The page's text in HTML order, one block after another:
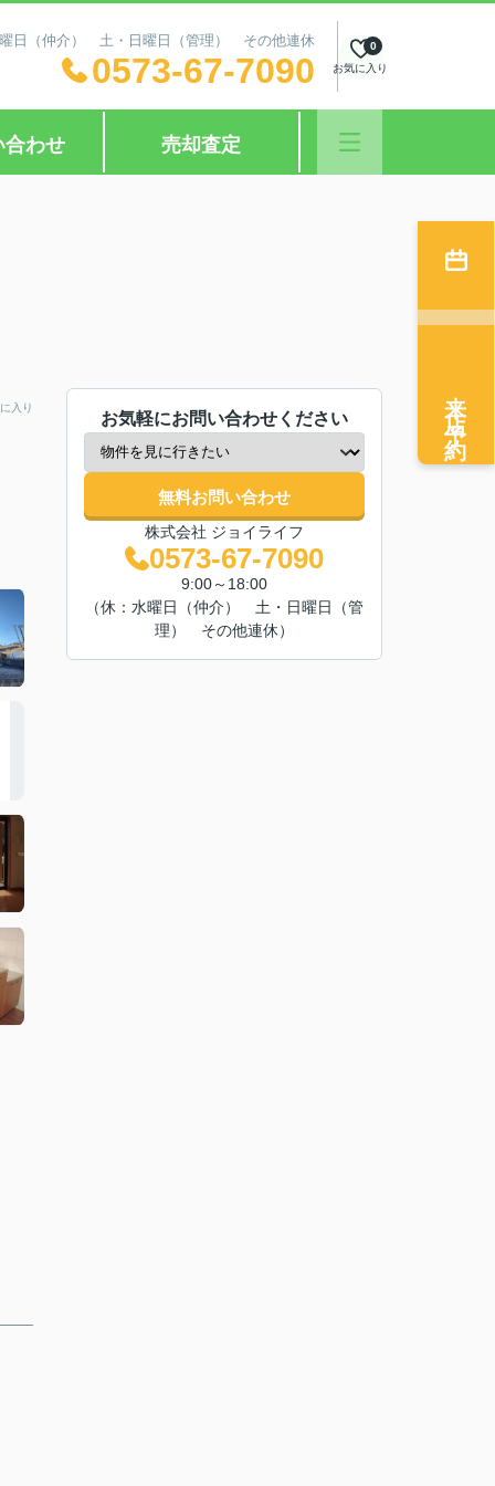
日（仲介） 土・日曜日（管理） その他連休
0573-67-7090 お気に入り
0
合わせ 売却査定
入り
お気軽にお問い合わせください
無料お問い合わせ
株式会社 ジョイライフ
0573-67-7090
9:00～18:00
（休：水曜日（仲介） 土・日曜日（管
理） その他連休）
来店予約